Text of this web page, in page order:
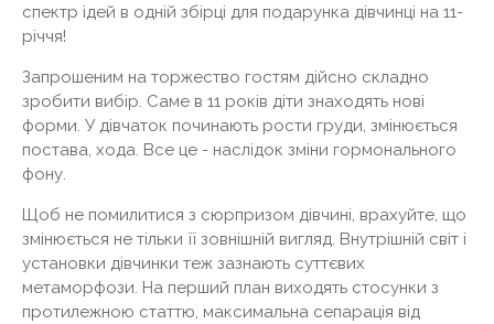
спектр ідей в одній збірці для подарунка дівчинці на 11-
річчя!
Запрошеним на торжество гостям дійсно складно
зробити вибір. Саме в 11 років діти знаходять нові
форми. У дівчаток починають рости груди, змінюється
постава, хода. Все це - наслідок зміни гормонального
фону.
Щоб не помилитися з сюрпризом дівчині, врахуйте, що
змінюється не тільки її зовнішній вигляд. Внутрішній світ і
установки дівчинки теж зазнають суттєвих
метаморфози. На перший план виходять стосунки з
протилежною статтю, максимальна сепарація від